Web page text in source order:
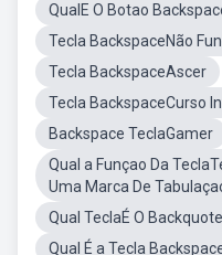
QualE O Botao
Tecla BackspaceNão
Tecla BackspaceAscer
Tecla BackspaceCurso
Backspace TeclaGamer
Qual a Funçao Da
Uma Marca De
Qual TeclaÉ O Backquote
Qual É a Tecla